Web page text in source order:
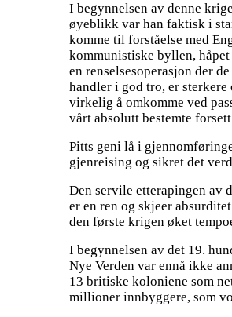
I begynnelsen av denne
øyeblikk var han faktisk i
komme til forståelse med
kommunistiske byllen,
en renselsesoperasjon der
handler i god tro, er
virkelig å omkomme ved
vårt absolutt bestemte
Pitts geni lå i
gjenreising og sikret det
Den servile etterapingen av
er en ren og skjeer
den første krigen øket
I begynnelsen av det 19.
Nye Verden var ennå ikke
13 britiske koloniene som
millioner innbyggere, som